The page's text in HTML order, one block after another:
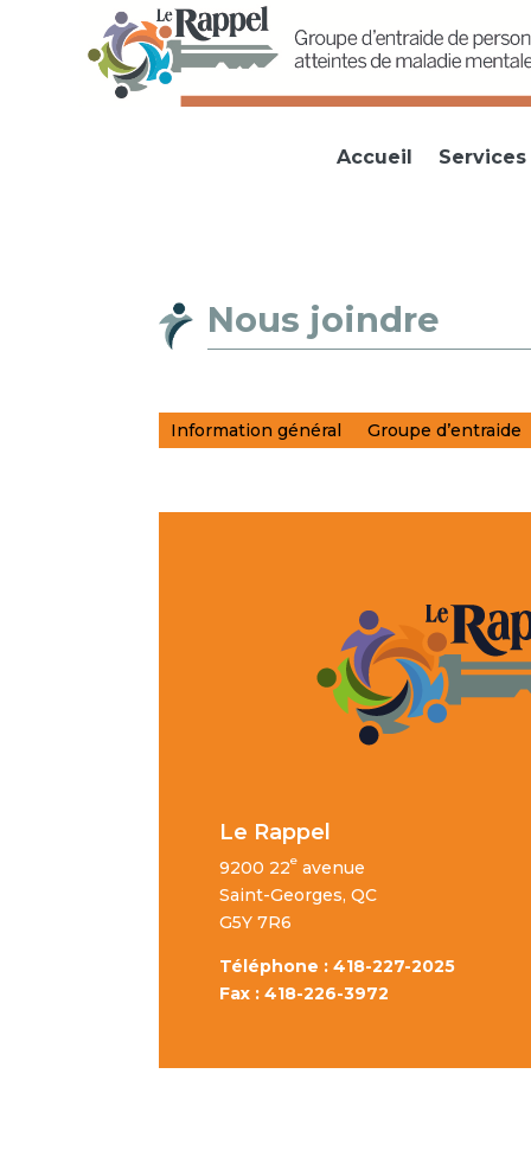
Accueil
Nous joindre
Information général Groupe d’entraide
Le Rappel
9200 22e avenue
Saint-Georges, QC
G5Y 7R6
Téléphone : 418-227-2025
Fax : 418-226-3972